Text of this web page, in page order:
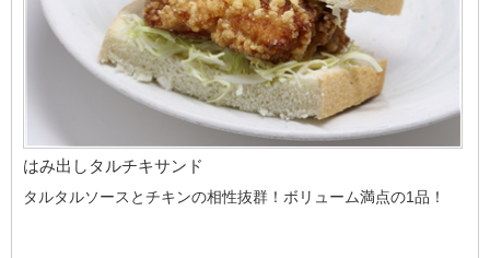
はみ出しタルチキサンド
タルタルソースとチキンの相性抜群！ボリューム満点の1品！